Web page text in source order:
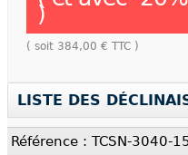
)
( soit 384,00 € TTC )
LISTE DES
Référence : TCSN-3040-